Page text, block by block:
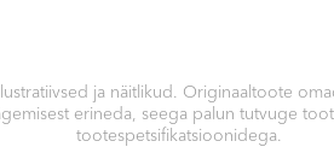
ja näitlikud. Originaaltoote
erineda, seega palun tutvuge
tootespetsifikatsioonidega.